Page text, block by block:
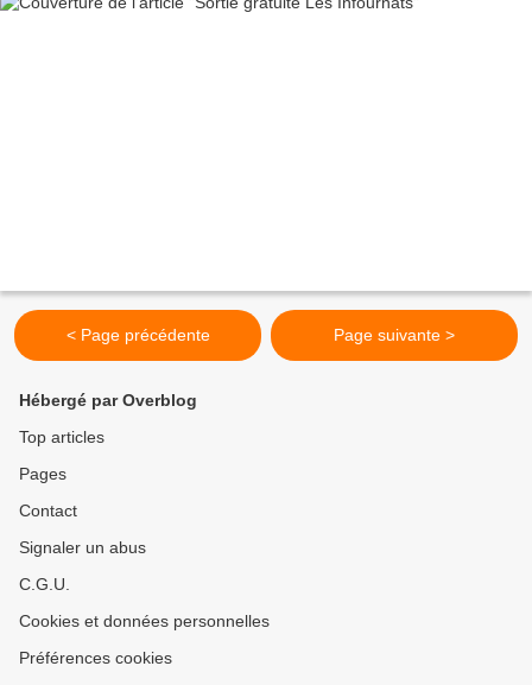
< Page précédente Page suivante >
Hébergé par Overblog
Top articles
Pages
Contact
Signaler un abus
C.G.U.
Cookies et données personnelles
Préférences cookies